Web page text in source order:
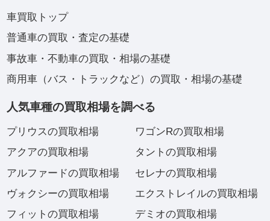
車買取トップ
普通車の買取・査定の基礎
事故車・不動車の買取・相場の基礎
商用車（バス・トラックなど）の買取・相場の基礎
人気車種の買取相場を調べる
プリウスの買取相場
アクアの買取相場
アルファードの買取相場
ヴォクシーの買取相場
フィットの買取相場
ワゴンRの買取相場
タントの買取相場
セレナの買取相場
エクストレイルの買取相場
デミオの買取相場